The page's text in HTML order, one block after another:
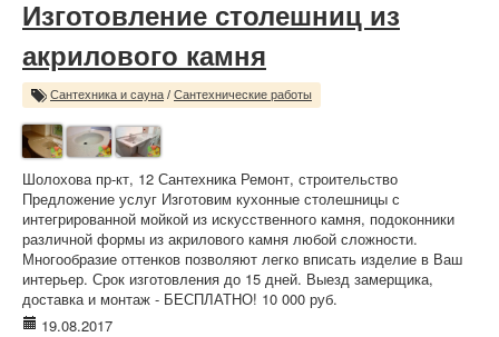
Изготовление столешниц из
акрилового камня
Сантехника и сауна / Сантехнические работы
Шолохова пр-кт, 12 Сантехника Ремонт, строительство
Предложение услуг Изготовим кухонные столешницы с
интегрированной мойкой из искусственного камня, подоконники
различной формы из акрилового камня любой сложности.
Многообразие оттенков позволяют легко вписать изделие в Ваш
интерьер. Срок изготовления до 15 дней. Выезд замерщика,
доставка и монтаж - БЕСПЛАТНО! 10 000 руб.
19.08.2017